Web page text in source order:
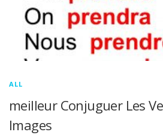
ALL
meilleur Conjuguer Les
Images